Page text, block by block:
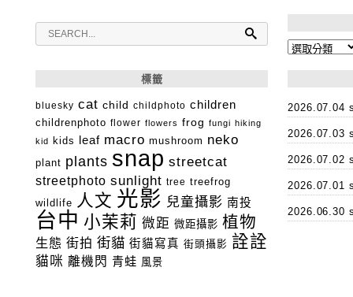
分
標籤
bluesky cat child childphoto children
childrenphoto flower flowers frog fungi hiking
kid
kids leaf macro mushroom neko
plant plants snap streetcat
streetphoto sunlight tree treefrog
wildlife 人文 光影 兒童攝影 南投
台中 小茉莉 微距 微距攝影 植物
生態 街拍 街貓 街貓寫真 街頭攝影 詮詮
貓咪 離機閃 青蛙 風景
2026.07.04
2026.07.03
2026.07.02
2026.07.01
2026.06.30